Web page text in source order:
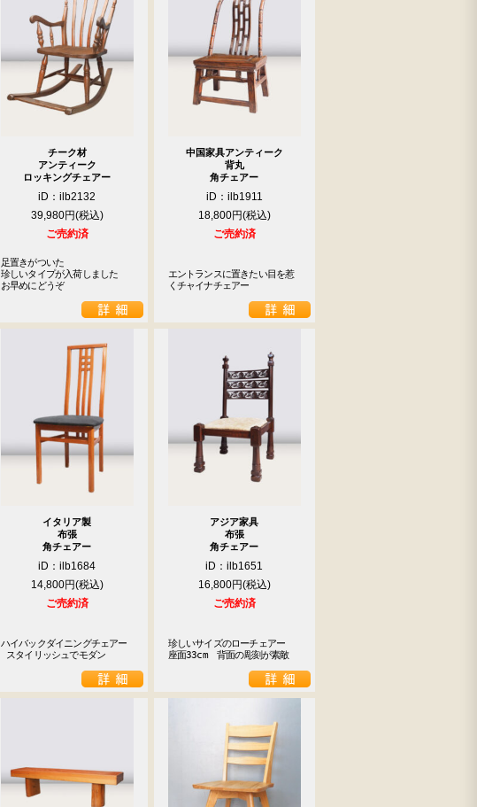
チーク材
アンティーク
ロッキングチェアー
iD：ilb2132
39,980円
ご売約済
足置きがついた
珍しいタイプが入荷しました
お早めにどうぞ
中国家具アンティーク
背丸
角チェアー
iD：ilb1911
18,800円
ご売約済
エントランスに置きたい目を惹
くチャイナチェアー
イタリア製
布張
角チェアー
iD：ilb1684
14,800円
ご売約済
ハイバックダイニングチェアー
スタイリッシュでモダン
アジア家具
布張
角チェアー
iD：ilb1651
16,800円
ご売約済
珍しいサイズのローチェアー
座面33cm　背面の彫刻が素敵